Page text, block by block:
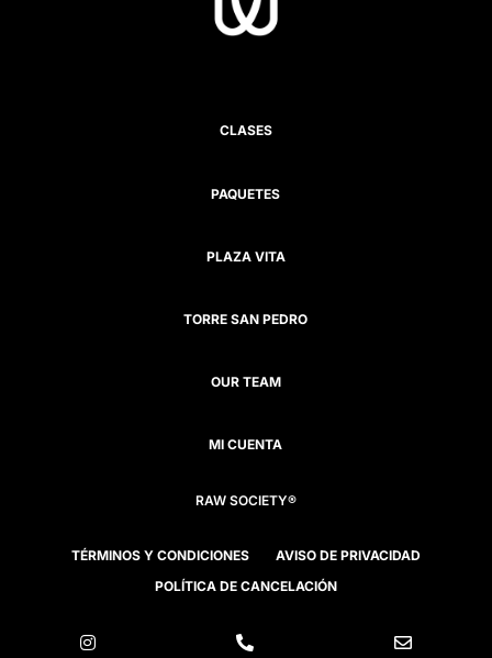
CLASES
PAQUETES
PLAZA VITA
TORRE SAN PEDRO
OUR TEAM
MI CUENTA
RAW SOCIETY®
TÉRMINOS Y CONDICIONES
AVISO DE PRIVACIDAD
POLÍTICA DE CANCELACIÓN
  